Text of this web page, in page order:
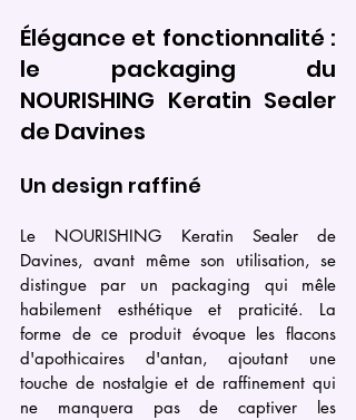
Élégance et fonctionnalité :
le packaging du
NOURISHING Keratin Sealer
de Davines
Un design raffiné
Le NOURISHING Keratin Sealer de
Davines, avant même son utilisation, se
distingue par un packaging qui mêle
habilement esthétique et praticité. La
forme de ce produit évoque les flacons
d'apothicaires d'antan, ajoutant une
touche de nostalgie et de raffinement qui
ne manquera pas de captiver les